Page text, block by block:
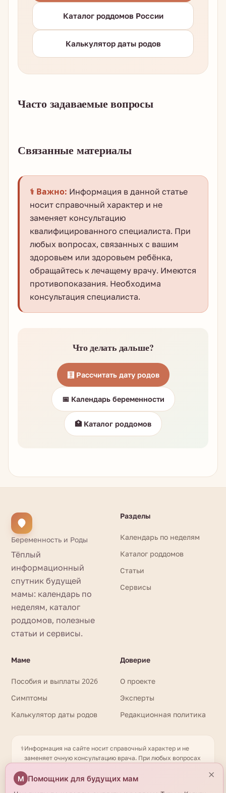
Каталог роддомов России
Калькулятор даты родов
Часто задаваемые вопросы
Связанные материалы
⚕️ Важно: Информация в данной статье
носит справочный характер и не
заменяет консультацию
квалифицированного специалиста. При
любых вопросах, связанных с вашим
здоровьем или здоровьем ребёнка,
обращайтесь к лечащему врачу. Имеются
противопоказания. Необходима
консультация специалиста.
Что делать дальше?
🧮 Рассчитать дату родов
📅 Календарь беременности
🏥 Каталог роддомов
Беременность и Роды
Тёплый
информационный
спутник будущей
мамы: календарь по
неделям, каталог
роддомов, полезные
статьи и сервисы.
Разделы
Календарь по неделям
Каталог роддомов
Статьи
Сервисы
Маме
Пособия и выплаты 2026
Симптомы
Калькулятор даты родов
Доверие
О проекте
Эксперты
Редакционная политика
⚕️Информация на сайте носит справочный характер и не
заменяет очную консультацию врача. При любых вопросах
специалисту. Имеются противопоказания. Необходима
консультация специалиста. Данные о роддомах получены
М Помощник для будущих мам ×